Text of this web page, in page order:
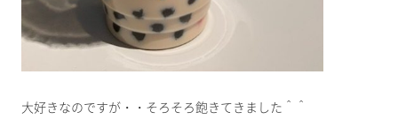
大好きなのですが・・そろそろ飽きてきました＾＾